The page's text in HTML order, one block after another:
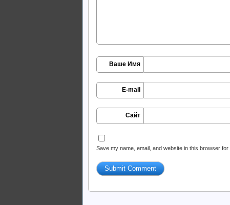
Ваше Имя
E-mail
Сайт
Save my name, email, and website in this browser for